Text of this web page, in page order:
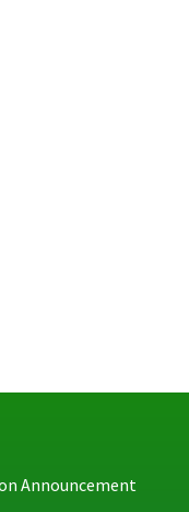
Announcement